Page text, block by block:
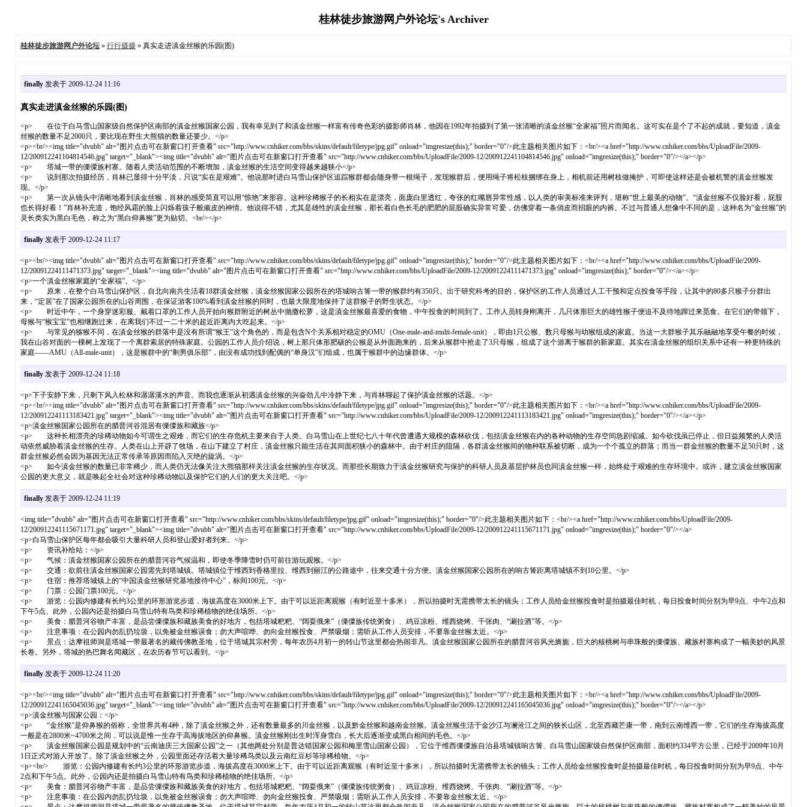
桂林徒步旅游网户外论坛's Archiver
桂林徒步旅游网户外论坛» 行行摄摄» 真实走进滇金丝猴的乐园(图)
finally发表于 2009-12-24 11:16
真实走进滇金丝猴的乐园(图)
<p> 在位于白马雪山国家级自然保护区南部的滇金丝猴国家公园，我有幸见到了和滇金丝猴一样富有传奇色彩的摄影师肖林，他因在1992年拍摄到了第一张清晰的滇金丝猴“全家福”照片而闻名。这可实在是个了不起的成就，要知道，滇金
丝猴的数量不足2000只，要比现在野生大熊猫的数量还要少。</p>
<p><br/><img title="dvubb" alt="图片点击可在新窗口打开查看" src="http://www.cnhiker.com/bbs/skins/default/filetype/jpg.gif" onload="imgresize(this);" border="0"/>此主题相关图片如下：<br/><a href="http://www.cnhiker.com/bbs/UploadFile/2009-
12/200912241104814546.jpg" target="_blank"><img title="dvubb" alt="图片点击可在新窗口打开查看" src="http://www.cnhiker.com/bbs/UploadFile/2009-12/200912241104814546.jpg" onload="imgresize(this);" border="0"/></a></p>
<p> 塔城一带的傈僳族村寨。随着人类活动范围的不断增加，滇金丝猴的生活空间变得越来越狭小</p>
<p> 说到那次拍摄经历，肖林已显得十分平淡，只说“实在是艰难”。他说那时进白马雪山保护区追踪猴群都会随身带一根绳子，发现猴群后，便用绳子将松枝捆绑在身上，相机前还用树枝做掩护，可即使这样还是会被机警的滇金丝猴发
现。</p>
<p> 第一次从镜头中清晰地看到滇金丝猴，肖林的感受简直可以用“惊艳”来形容。这种珍稀猴子的长相实在是漂亮，面庞白里透红，夸张的红嘴唇异常性感，以人类的审美标准来评判，堪称“世上最美的动物”。“滇金丝猴不仅脸好看，屁股
也长得好看！”肖林补充道，饱经风霜的脸上闪烁着孩子般顽皮的神情。他说得不错，尤其是雄性的滇金丝猴，那长着白色长毛的肥肥的屁股确实异常可爱，仿佛穿着一条俏皮而招眼的内裤。不过与普通人想像中不同的是，这种名为“金丝猴”的
灵长类实为黑白毛色，称之为“黑白仰鼻猴”更为贴切。<br/></p>
finally发表于 2009-12-24 11:17
<p><br/><img title="dvubb" alt="图片点击可在新窗口打开查看" src="http://www.cnhiker.com/bbs/skins/default/filetype/jpg.gif" onload="imgresize(this);" border="0"/>此主题相关图片如下：<br/><a href="http://www.cnhiker.com/bbs/UploadFile/2009-
12/20091224111471373.jpg" target="_blank"><img title="dvubb" alt="图片点击可在新窗口打开查看" src="http://www.cnhiker.com/bbs/UploadFile/2009-12/20091224111471373.jpg" onload="imgresize(this);" border="0"/></a></p>
<p>一个滇金丝猴家庭的“全家福”。</p>
<p> 原来，在整个白马雪山保护区，自北向南共生活着18群滇金丝猴，滇金丝猴国家公园所在的塔城响古箐一带的猴群约有350只。出于研究科考的目的，保护区的工作人员通过人工干预和定点投食等手段，让其中的80多只猴子分群出
来，“定居”在了国家公园所在的山谷周围，在保证游客100%看到滇金丝猴的同时，也最大限度地保持了这群猴子的野生状态。</p>
<p> 时近中午，一个身穿迷彩服、戴着口罩的工作人员开始向猴群附近的树丛中抛撒松萝，这是滇金丝猴最喜爱的食物，中午投食的时间到了。工作人员转身刚离开，几只体形巨大的雄性猴子便迫不及待地蹿过来觅食。在它们的带领下，
母猴与“猴宝宝”也相继跑过来，在离我们不过一二十米的超近距离内大吃起来。</p>
<p> 与常见的猕猴不同，在滇金丝猴的群落中是没有所谓“猴王”这个角色的，而是包含N个关系相对稳定的OMU（One-male-and-multi-female-unit），即由1只公猴、数只母猴与幼猴组成的家庭。当这一大群猴子其乐融融地享受午餐的时候，
我在山谷对面的一棵树上发现了一个离群索居的特殊家庭。公园的工作人员介绍说，树上那只体形肥硕的公猴是从外面跑来的，后来从猴群中抢走了3只母猴，组成了这个游离于猴群的新家庭。其实在滇金丝猴的组织关系中还有一种更特殊的
家庭——AMU（All-male-unit），这是猴群中的“剩男俱乐部”，由没有成功找到配偶的“单身汉”们组成，也属于猴群中的边缘群体。</p>
finally发表于 2009-12-24 11:18
<p>下子安静下来，只剩下风入松林和潺潺溪水的声音。而我也逐渐从初遇滇金丝猴的兴奋劲儿中冷静下来，与肖林聊起了保护滇金丝猴的话题。</p>
<p><br/><img title="dvubb" alt="图片点击可在新窗口打开查看" src="http://www.cnhiker.com/bbs/skins/default/filetype/jpg.gif" onload="imgresize(this);" border="0"/>此主题相关图片如下：<br/><a href="http://www.cnhiker.com/bbs/UploadFile/2009-
12/200912241113183421.jpg" target="_blank"><img title="dvubb" alt="图片点击可在新窗口打开查看" src="http://www.cnhiker.com/bbs/UploadFile/2009-12/200912241113183421.jpg" onload="imgresize(this);" border="0"/></a></p>
<p>滇金丝猴国家公园所在的腊普河谷混居有傈僳族和藏族</p>
<p> 这种长相漂亮的珍稀动物如今可谓生之艰难，而它们的生存危机主要来自于人类。白马雪山在上世纪七八十年代曾遭遇大规模的森林砍伐，包括滇金丝猴在内的各种动物的生存空间急剧缩减。如今砍伐虽已停止，但日益频繁的人类活
动依然威胁着滇金丝猴的生存。人类在山上开辟了牧场，在山下建立了村庄，滇金丝猴只能生活在其间面积狭小的森林中。由于村庄的阻隔，各群滇金丝猴间的物种联系被切断，成为一个个孤立的群落；而当一群金丝猴的数量不足50只时，这
群金丝猴必然会因为基因无法正常传承等原因而陷入灭绝的旋涡。</p>
<p> 如今滇金丝猴的数量已非常稀少，而人类仍无法像关注大熊猫那样关注滇金丝猴的生存状况。而那些长期致力于滇金丝猴研究与保护的科研人员及基层护林员也同滇金丝猴一样，始终处于艰难的生存环境中。或许，建立滇金丝猴国家
公园的更大意义，就是唤起全社会对这种珍稀动物以及保护它们的人们的更大关注吧。</p>
finally发表于 2009-12-24 11:19
<img title="dvubb" alt="图片点击可在新窗口打开查看" src="http://www.cnhiker.com/bbs/skins/default/filetype/jpg.gif" onload="imgresize(this);" border="0"/>此主题相关图片如下：<br/><a href="http://www.cnhiker.com/bbs/UploadFile/2009-
12/200912241115671171.jpg" target="_blank"><img title="dvubb" alt="图片点击可在新窗口打开查看" src="http://www.cnhiker.com/bbs/UploadFile/2009-12/200912241115671171.jpg" onload="imgresize(this);" border="0"/></a>
<p>白马雪山保护区每年都会吸引大量科研人员和登山爱好者到来。</p>
<p> 资讯补给站：</p>
<p> 气候：滇金丝猴国家公园所在的腊普河谷气候温和，即使冬季降雪时仍可前往游玩观猴。</p>
<p> 交通：欲前往滇金丝猴国家公园需先到塔城镇。塔城镇位于维西到香格里拉、维西到丽江的公路途中，往来交通十分方便。滇金丝猴国家公园所在的响古箐距离塔城镇不到10公里。</p>
<p> 住宿：推荐塔城镇上的“中国滇金丝猴研究基地接待中心”，标间100元。</p>
<p> 门票：公园门票100元。</p>
<p> 游览：公园内修建有长约3公里的环形游览步道，海拔高度在3000米上下。由于可以近距离观猴（有时近至十多米），所以拍摄时无需携带太长的镜头；工作人员给金丝猴投食时是拍摄最佳时机，每日投食时间分别为早9点、中午2点和
下午5点。此外，公园内还是拍摄白马雪山特有鸟类和珍稀植物的绝佳场所。</p>
<p> 美食：腊普河谷物产丰富，是品尝傈僳族和藏族美食的好地方，包括塔城粑粑、“阔耍俄来”（傈僳族传统粥食）、鸡豆凉粉、维西烧烤、千张肉、“涮拉酒”等。</p>
<p> 注意事项：在公园内勿乱扔垃圾，以免被金丝猴误食；勿大声喧哗、勿向金丝猴投食、严禁吸烟；需听从工作人员安排，不要靠金丝猴太近。</p>
<p> 景点：达摩祖师洞是塔城一带最著名的藏传佛教圣地，位于塔城其宗村旁，每年农历4月初一的转山节这里都会热闹非凡。滇金丝猴国家公园所在的腊普河谷风光旖旎，巨大的核桃树与串珠般的傈僳族、藏族村寨构成了一幅美妙的风景
长卷。另外，塔城的热巴舞名闻藏区，在农历春节可以看到。</p>
finally发表于 2009-12-24 11:20
<p><br/><img title="dvubb" alt="图片点击可在新窗口打开查看" src="http://www.cnhiker.com/bbs/skins/default/filetype/jpg.gif" onload="imgresize(this);" border="0"/>此主题相关图片如下：<br/><a href="http://www.cnhiker.com/bbs/UploadFile/2009-
12/200912241165045036.jpg" target="_blank"><img title="dvubb" alt="图片点击可在新窗口打开查看" src="http://www.cnhiker.com/bbs/UploadFile/2009-12/200912241165045036.jpg" onload="imgresize(this);" border="0"/></a></p>
<p>滇金丝猴与国家公园：</p>
<p> “金丝猴”是仰鼻猴的俗称，全世界共有4种，除了滇金丝猴之外，还有数量最多的川金丝猴，以及黔金丝猴和越南金丝猴。滇金丝猴生活于金沙江与澜沧江之间的狭长山区，北至西藏芒康一带，南到云南维西一带，它们的生存海拔高度
一般是在2800米~4700米之间，可以说是惟一生存于高海拔地区的仰鼻猴。滇金丝猴刚出生时浑身雪白，长大后逐渐变成黑白相间的毛色。</p>
<p> 滇金丝猴国家公园是规划中的“云南迪庆三大国家公园”之一（其他两处分别是普达错国家公园和梅里雪山国家公园），它位于维西傈僳族自治县塔城镇响古箐、白马雪山国家级自然保护区南部，面积约334平方公里，已经于2009年10月
1日正式对游人开放了。除了滇金丝猴之外，公园里面还存活着大量珍稀鸟类以及云南红豆杉等珍稀植物。</p>
<p><br/> 游览：公园内修建有长约3公里的环形游览步道，海拔高度在3000米上下。由于可以近距离观猴（有时近至十多米），所以拍摄时无需携带太长的镜头；工作人员给金丝猴投食时是拍摄最佳时机，每日投食时间分别为早9点、中午
2点和下午5点。此外，公园内还是拍摄白马雪山特有鸟类和珍稀植物的绝佳场所。</p>
<p> 美食：腊普河谷物产丰富，是品尝傈僳族和藏族美食的好地方，包括塔城粑粑、“阔耍俄来”（傈僳族传统粥食）、鸡豆凉粉、维西烧烤、千张肉、“涮拉酒”等。</p>
<p> 注意事项：在公园内勿乱扔垃圾，以免被金丝猴误食；勿大声喧哗、勿向金丝猴投食、严禁吸烟；需听从工作人员安排，不要靠金丝猴太近。</p>